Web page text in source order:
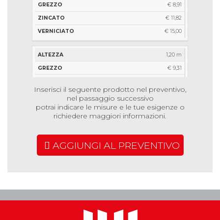
€ 9,20
€ 12,45
€ 15,67
1,80 m
€ 10,15
€ 8,91
€ 11,82
€ 15,00
1,20 m
€ 9,31
1,45 m
€ 13,79
€ 17,12
Inserisci il seguente prodotto nel preventivo,
nel passaggio successivo
potrai indicare le misure e le tue esigenze o
richiedere maggiori informazioni.
AGGIUNGI AL PREVENTIVO